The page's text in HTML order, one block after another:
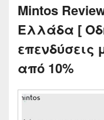
Mintos
Ελλάδα [
επενδύσεις
από 10%